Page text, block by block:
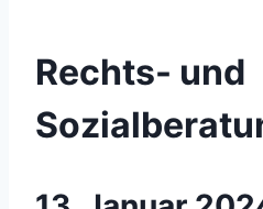
Rechts- und